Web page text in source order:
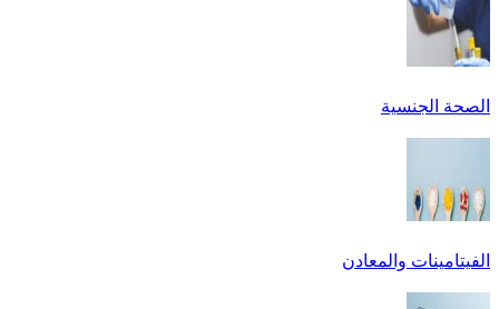
الصحة الجنسية
الفيتامينات والمعادن